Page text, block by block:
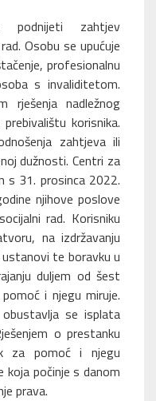
podnijeti zahtjev
Osobu se upućuje
profesionalnu
s invaliditetom.
rješenja nadležnog
korisnika.
zahtjeva ili
dužnosti. Centri za
s 31. prosinca 2022.
njihove poslove
rad. Korisniku
na izdržavanju
te boravku u
duljem od šest
i njegu miruje.
se isplata
o prestanku
za pomoć i njegu
koja počinje s danom
prava.